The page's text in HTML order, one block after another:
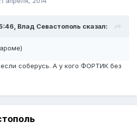
Влад Севастополь сказал:
соберусь. А у кого ФОРТИК без